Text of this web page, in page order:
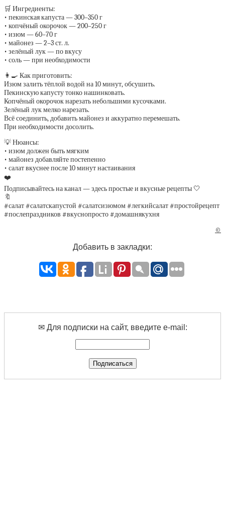
🛒 Ингредиенты:
• пекинская капуста — 300–350 г
• копчёный окорочок — 200–250 г
• изюм — 60–70 г
• майонез — 2–3 ст. л.
• зелёный лук — по вкусу
• соль — при необходимости
👩‍🍳 Как приготовить:
Изюм залить тёплой водой на 10 минут, обсушить.
Пекинскую капусту тонко нашинковать.
Копчёный окорочок нарезать небольшими кусочками.
Зелёный лук мелко нарезать.
Всё соединить, добавить майонез и аккуратно перемешать.
При необходимости досолить.
💡 Нюансы:
• изюм должен быть мягким
• майонез добавляйте постепенно
• салат вкуснее после 10 минут настаивания
❤️
Подписывайтесь на канал — здесь простые и вкусные рецепты 🤍
🔖
#салат #салатскапустой #салатсизюмом #легкийсалат #простойрецепт
#послепраздников #вкуснопросто #домашнякухня
©
Добавить в закладки:
✉ Для подписки на сайт, введите e-mail: